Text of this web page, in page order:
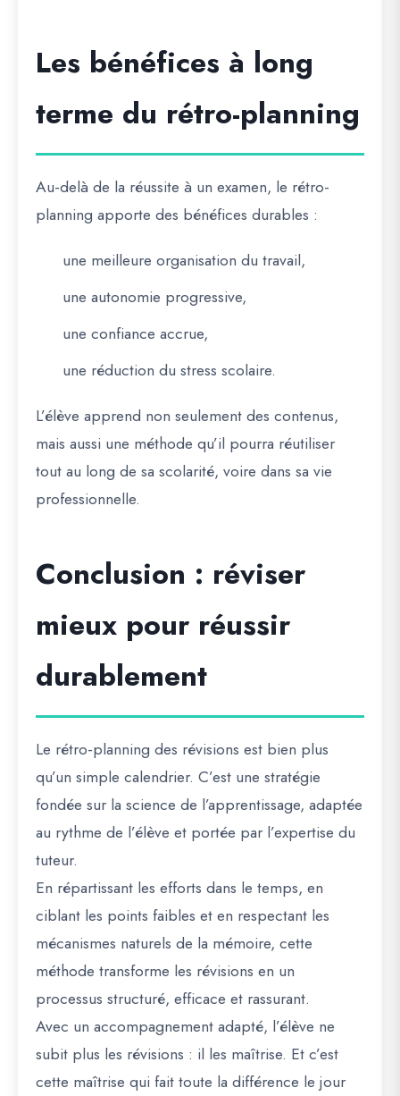
Les bénéfices à long
terme du rétro-planning
Au-delà de la réussite à un examen, le rétro-
planning apporte des bénéfices durables :
une meilleure organisation du travail,
une autonomie progressive,
une confiance accrue,
une réduction du stress scolaire.
L’élève apprend non seulement des contenus,
mais aussi une méthode qu’il pourra réutiliser
tout au long de sa scolarité, voire dans sa vie
professionnelle.
Conclusion : réviser
mieux pour réussir
durablement
Le rétro-planning des révisions est bien plus
qu’un simple calendrier. C’est une stratégie
fondée sur la science de l’apprentissage, adaptée
au rythme de l’élève et portée par l’expertise du
tuteur.
En répartissant les efforts dans le temps, en
ciblant les points faibles et en respectant les
mécanismes naturels de la mémoire, cette
méthode transforme les révisions en un
processus structuré, efficace et rassurant.
Avec un accompagnement adapté, l’élève ne
subit plus les révisions : il les maîtrise. Et c’est
cette maîtrise qui fait toute la différence le jour